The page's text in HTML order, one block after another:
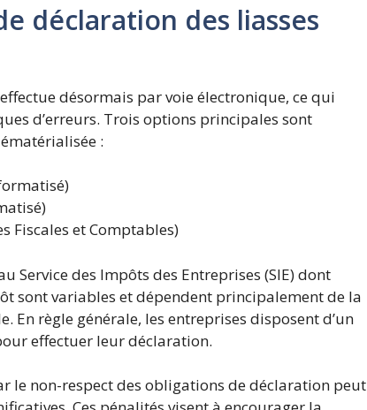
déclaration des liasses
désormais par voie électronique, ce qui
d’erreurs. Trois options principales sont
:
Fiscales et Comptables)
Service des Impôts des Entreprises (SIE) dont
sont variables et dépendent principalement de la
En règle générale, les entreprises disposent d’un
effectuer leur déclaration.
le non-respect des obligations de déclaration peut